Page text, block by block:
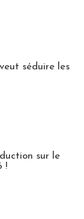
séduire les
sur le
!